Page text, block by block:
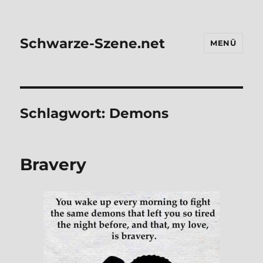
Schwarze-Szene.net MENÜ
Schlagwort: Demons
Bra­very